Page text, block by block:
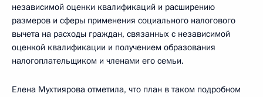
независимой оценки квалификаций и расширению
размеров и сферы применения социального налогового
вычета на расходы граждан, связанных с независимой
оценкой квалификации и получением образования
налогоплательщиком и членами его семьи.
Елена Мухтиярова отметила, что план в таком подробном